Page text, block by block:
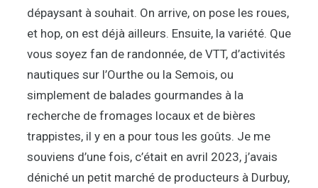
dépaysant à souhait. On arrive, on pose les roues,
et hop, on est déjà ailleurs. Ensuite, la variété. Que
vous soyez fan de randonnée, de VTT, d’activités
nautiques sur l’Ourthe ou la Semois, ou
simplement de balades gourmandes à la
recherche de fromages locaux et de bières
trappistes, il y en a pour tous les goûts. Je me
souviens d’une fois, c’était en avril 2023, j’avais
déniché un petit marché de producteurs à Durbuy,